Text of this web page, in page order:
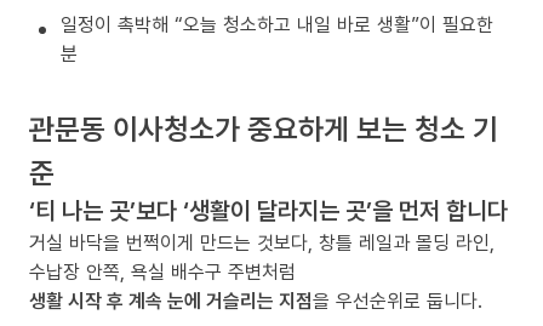
일정이 촉박해 “오늘 청소하고 내일 바로 생활”이 필요한
분
관문동 이사청소가 중요하게 보는 청소 기
준
‘티 나는 곳’보다 ‘생활이 달라지는 곳’을 먼저 합니다
거실 바닥을 번쩍이게 만드는 것보다, 창틀 레일과 몰딩 라인,
수납장 안쪽, 욕실 배수구 주변처럼
생활 시작 후 계속 눈에 거슬리는 지점을 우선순위로 둡니다.